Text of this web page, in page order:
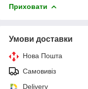
Приховати
Умови доставки
Нова Пошта
Самовивіз
Delivery